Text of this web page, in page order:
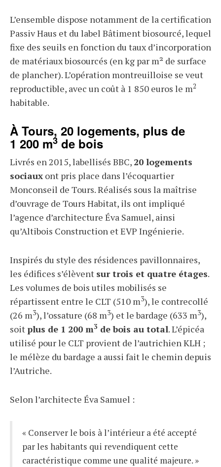
L’ensemble dispose notamment de la certification
Passiv Haus et du label Bâtiment biosourcé, lequel
fixe des seuils en fonction du taux d’incorporation
de matériaux biosourcés (en kg par m² de surface
de plancher). L’opération montreuilloise se veut
reproductible, avec un coût à 1 850 euros le m2
habitable.
À Tours, 20 logements, plus de
1 200 m3 de bois
Livrés en 2015, labellisés BBC, 20 logements
sociaux ont pris place dans l’écoquartier
Monconseil de Tours. Réalisés sous la maîtrise
d’ouvrage de Tours Habitat, ils ont impliqué
l’agence d’architecture Éva Samuel, ainsi
qu’Altibois Construction et EVP Ingénierie.
Inspirés du style des résidences pavillonnaires,
les édifices s’élèvent sur trois et quatre étages.
Les volumes de bois utiles mobilisés se
répartissent entre le CLT (510 m3), le contrecollé
(26 m3), l’ossature (68 m3) et le bardage (633 m3),
soit plus de 1 200 m3 de bois au total. L’épicéa
utilisé pour le CLT provient de l’autrichien KLH ;
le mélèze du bardage a aussi fait le chemin depuis
l’Autriche.
Selon l’architecte Éva Samuel :
« Conserver le bois à l’intérieur a été accepté
par les habitants qui revendiquent cette
caractéristique comme une qualité majeure. »